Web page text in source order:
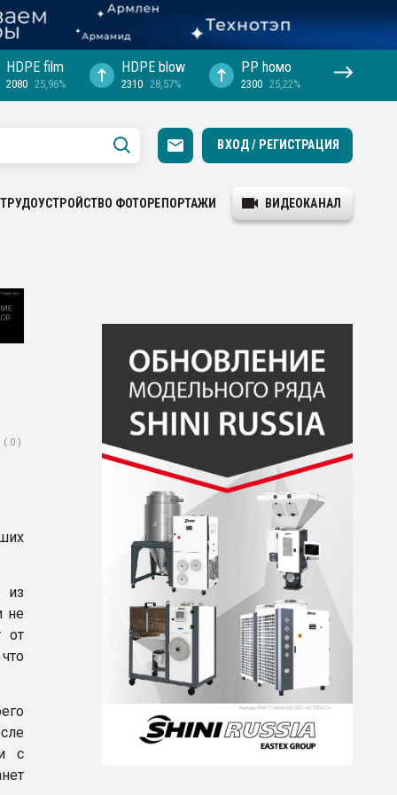
HDPE film
2080 25,96%
HDPE blow
2310 28,57%
PP hомо
2300 25,22%
ВХОД / РЕГИСТРАЦИЯ
ТРУДОУСТРОЙСТВО ФОТОРЕПОРТАЖИ ВИДЕОКАНАЛ
( 0 )
из
не
от
с